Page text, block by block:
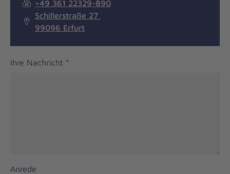
+49 361 22329-890
Schillerstraße 27
99096 Erfurt
Ihre Nachricht *
Anrede